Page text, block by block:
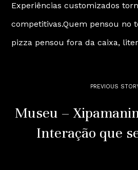
Experiências customizados
competitivas.Quem pensou no
pizza pensou fora da caixa,
PREVIOUS
Museu –
Interação que